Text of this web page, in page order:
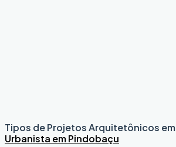
Tipos de Projetos Arquitetônicos em
Urbanista em Pindobaçu